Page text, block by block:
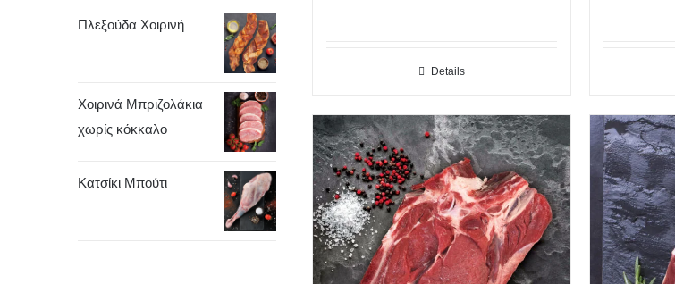
Details
Πλεξούδα Χοιρινή
Χοιρινά Μπριζολάκια
χωρίς κόκκαλο
Κατσίκι Μπούτι